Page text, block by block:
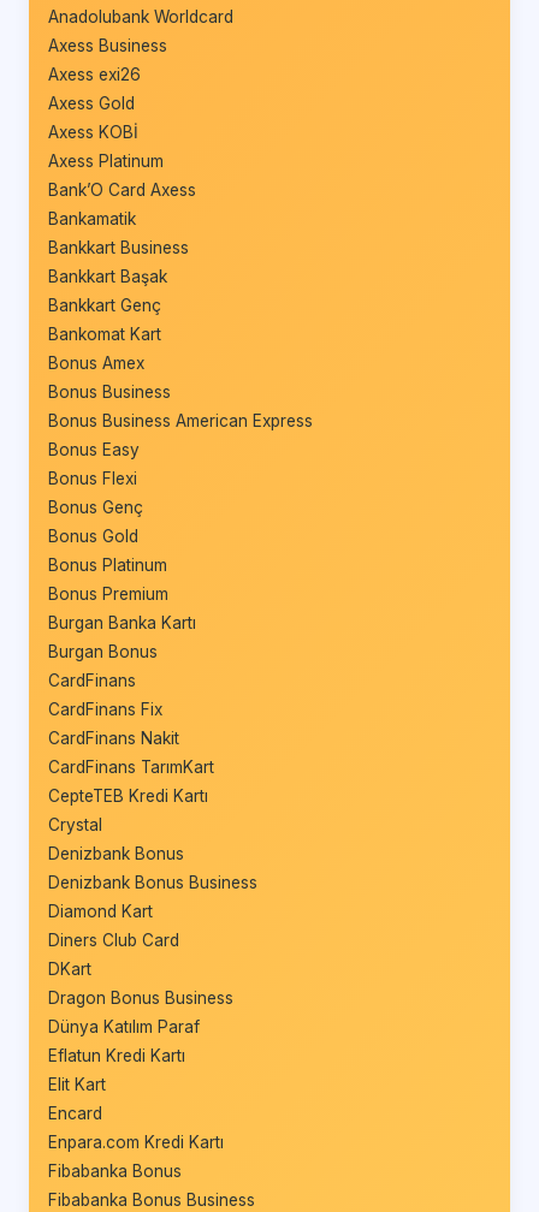
Anadolubank Worldcard
Axess Business
Axess exi26
Axess Gold
Axess KOBİ
Axess Platinum
Bank’O Card Axess
Bankamatik
Bankkart Business
Bankkart Başak
Bankkart Genç
Bankomat Kart
Bonus Amex
Bonus Business
Bonus Business American Express
Bonus Easy
Bonus Flexi
Bonus Genç
Bonus Gold
Bonus Platinum
Bonus Premium
Burgan Banka Kartı
Burgan Bonus
CardFinans
CardFinans Fix
CardFinans Nakit
CardFinans TarımKart
CepteTEB Kredi Kartı
Crystal
Denizbank Bonus
Denizbank Bonus Business
Diamond Kart
Diners Club Card
DKart
Dragon Bonus Business
Dünya Katılım Paraf
Eflatun Kredi Kartı
Elit Kart
Encard
Enpara.com Kredi Kartı
Fibabanka Bonus
Fibabanka Bonus Business